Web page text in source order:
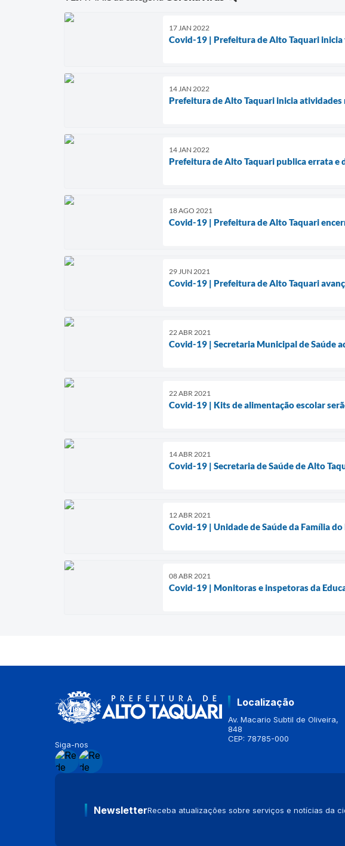
17 JAN 2022
Covid-19 | Prefeitura de Alto Taquari inicia
14 JAN 2022
Prefeitura de Alto Taquari inicia
14 JAN 2022
Prefeitura de Alto Taquari publica errata e
18 AGO 2021
Covid-19 | Prefeitura de Alto Taquari
29 JUN 2021
Covid-19 | Prefeitura de Alto Taquari
22 ABR 2021
Covid-19 | Secretaria Municipal de Saúde
22 ABR 2021
Covid-19 | Kits de alimentação escolar
14 ABR 2021
Covid-19 | Secretaria de Saúde de Alto
12 ABR 2021
Covid-19 | Unidade de Saúde da Família
08 ABR 2021
Covid-19 | Monitoras e inspetoras da
Siga-nos
Localização
Av. Macario Subtil de Oliveira,
848
CEP: 78785-000
NewsletterReceba atualizações sobre serviços e notícias da